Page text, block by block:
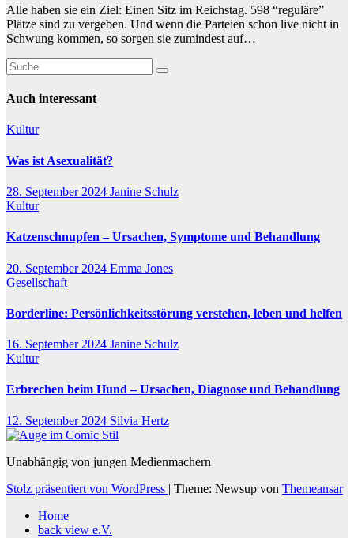
Alle haben sie ein Ziel: Einen Sitz im Reichstag. 598 “reguläre”
Plätze sind zu vergeben. Und wenn die Parteien schon live nicht in
Schwung kommen, so sorgen sie zumindest auf…
Auch interessant
Kultur
Was ist Asexualität?
28. September 2024 Janine Schulz
Kultur
Katzenschnupfen – Ursachen, Symptome und Behandlung
20. September 2024 Emma Jones
Gesellschaft
Borderline: Persönlichkeitsstörung verstehen, leben und helfen
16. September 2024 Janine Schulz
Kultur
Erbrechen beim Hund – Ursachen, Diagnose und Behandlung
12. September 2024 Silvia Hertz
Unabhängig von jungen Medienmachern
Stolz präsentiert von WordPress | Theme: Newsup von Themeansar
Home
back view e.V.